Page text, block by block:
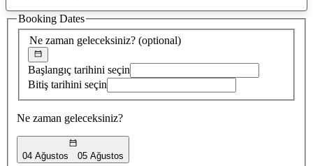
öneri
bulundu
Ne zaman geleceksiniz? (optional)
Başlangıç tarihini seçin
Bitiş tarihini seçin
Ne zaman geleceksiniz?
04 Ağustos 05 Ağustos
Booking Dates